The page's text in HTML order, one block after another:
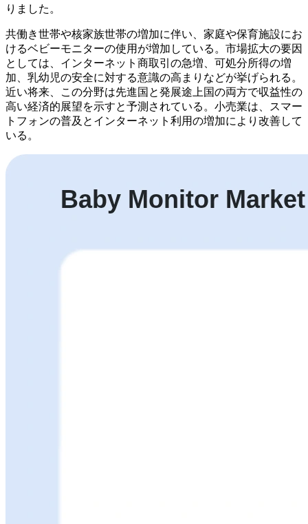
りました。
共働き世帯や核家族世帯の増加に伴い、家庭や保育施設にお
けるベビーモニターの使用が増加している。市場拡大の要因
としては、インターネット商取引の急増、可処分所得の増
加、乳幼児の安全に対する意識の高まりなどが挙げられる。
近い将来、この分野は先進国と発展途上国の両方で収益性の
高い経済的展望を示すと予測されている。小売業は、スマー
トフォンの普及とインターネット利用の増加により改善して
いる。